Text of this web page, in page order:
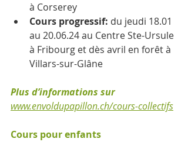
à Corserey
Cours progressif: du jeudi 18.01
au 20.06.24 au Centre Ste-Ursule
à Fribourg et dès avril en forêt à
Villars-sur-Glâne
Plus d’informations sur
www.envoldupapillon.ch/cours-collectifs
Cours pour enfants